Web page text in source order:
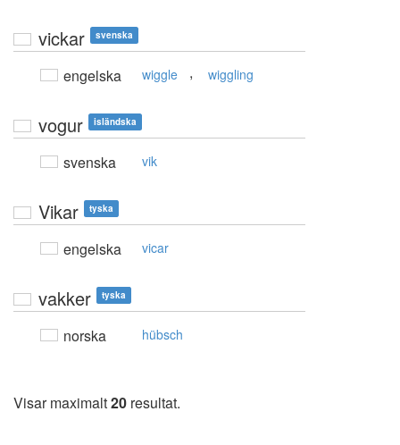
vickar svenska
engelska wiggle , wiggling
vogur isländska
svenska vik
Vikar tyska
engelska vicar
vakker tyska
norska hübsch
Visar maximalt20 resultat.